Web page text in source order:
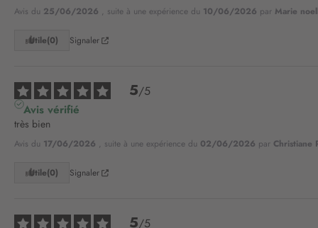
Avis du 25/06/2026 , suite à une expérience du 10/06/2026 par Marie
Utile(0) Signaler
5/5
Avis vérifié
très bien
Avis du 17/06/2026 , suite à une expérience du 02/06/2026 par Christiane
Utile(0) Signaler
5/5